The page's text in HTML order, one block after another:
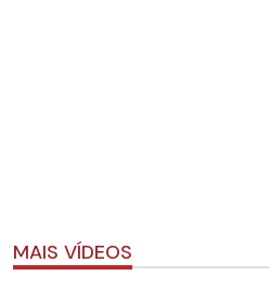
MAIS VÍDEOS